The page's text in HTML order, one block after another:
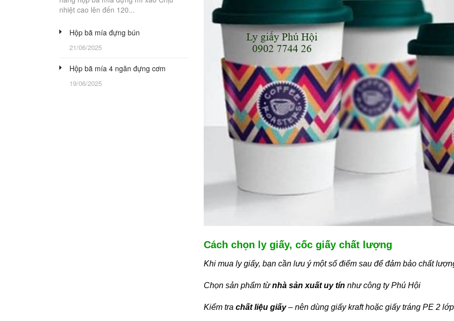
nhiệt cao lên đến 120...
Hộp bã mía đựng bún
21/06/2025
Hộp bã mía 4 ngăn đựng cơm
19/06/2025
Cách chọn ly giấy, cốc giấy chất lượng
Khi mua ly giấy, bạn cần lưu ý một số điểm sau để đảm bảo chất
Chọn sản phẩm từnhà sản xuất uy tín như công ty Phú Hội
Kiểm tra chất liệu giấy– nên dùng giấy kraft hoặc giấy tráng PE 2 lớp